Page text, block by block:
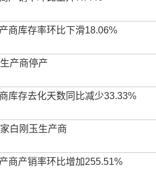
商库存率环比下滑18.06%
产商停产
库存去化天数同比减少33.33%
白刚玉生产商
商产销率环比增加255.51%